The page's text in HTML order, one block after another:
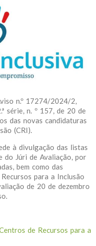
n.º 17274/2024/2,
série, n. º 157, de 20 de
das novas candidaturas
(CRI).
à divulgação das listas
do Júri de Avaliação, por
bem como das
para a Inclusão
de 20 de dezembro
de Recursos para a